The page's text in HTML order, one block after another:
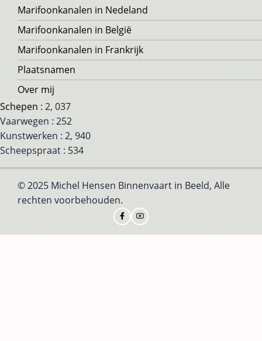
Voet
Marifoonkanalen in Nedeland
Marifoonkanalen in België
Marifoonkanalen in Frankrijk
Plaatsnamen
Over mij
Schepen : 2, 037
Vaarwegen : 252
Kunstwerken : 2, 940
Scheepspraat : 534
© 2025 Michel Hensen Binnenvaart in Beeld, Alle
rechten voorbehouden.